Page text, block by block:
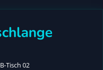
Tisch 02